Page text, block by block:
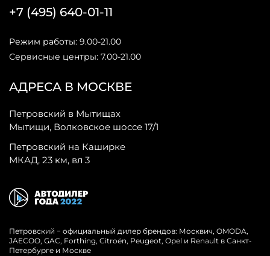
АДРЕСА В МОСКВЕ
Петровский в Мытищах
Мытищи, Волковское шоссе 17/1
Петровский на Каширке
МКАД, 23 км, вл 3
+7 (495) 640-01-11
Режим работы: 9.00-21.00
Сервисные центры: 7.00-21.00
Петровский − официальный дилер брендов: Москвич, OMODA,
JAECOO, GAC, Forthing, Citroёn, Peugeot, Opel и Renault в Санкт-
Петербурге и Москве